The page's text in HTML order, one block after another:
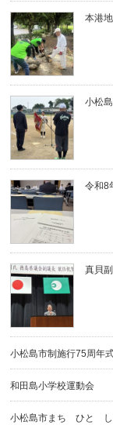
本港
小松
令和8
真貝
小松島市制施行75周年
和田島小学校運動会
小松島市まち ひと し